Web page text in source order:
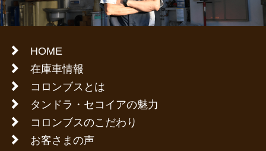
HOME
在庫車情報
コロンブスとは
タンドラ・セコイアの魅力
コロンブスのこだわり
お客さまの声